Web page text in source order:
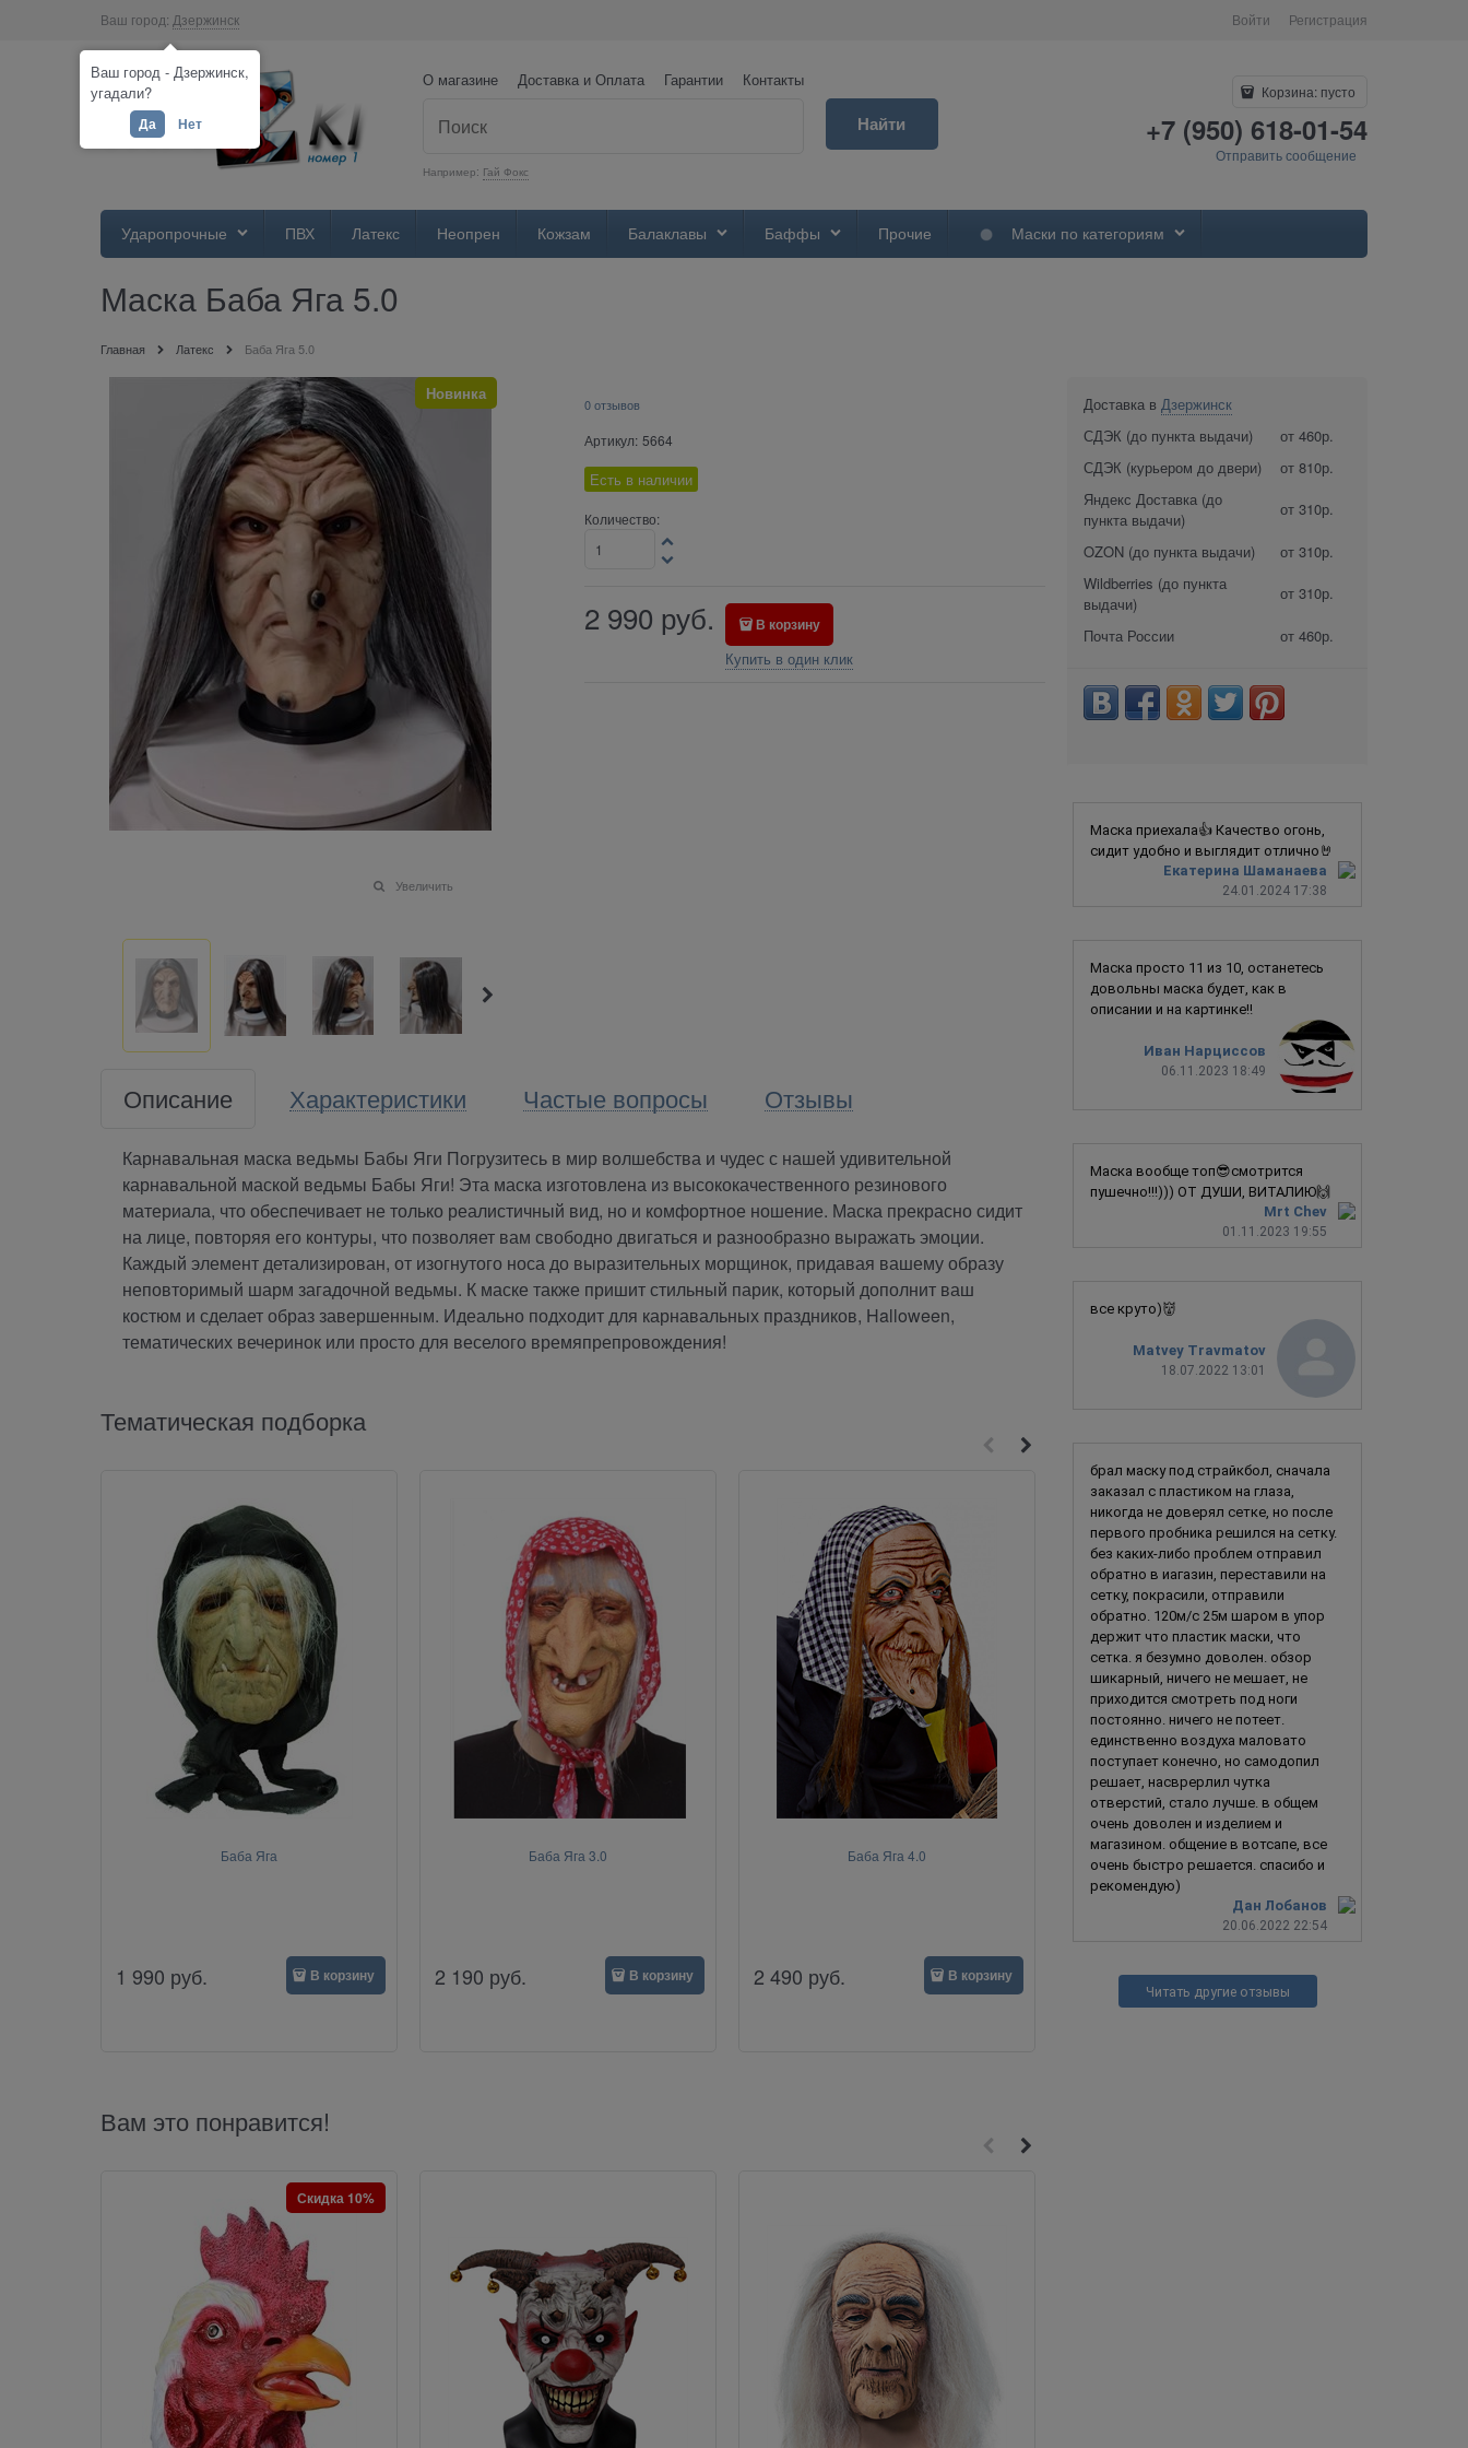
Ваш город: Дзержинск Войти Регистрация
О магазине Доставка и Оплата Гарантии Контакты
Например: Гай Фокс
Найти
Корзина: пусто
+7 (950) 618-01-54
Отправить сообщение
Ударопрочные ПВХ Латекс Неопрен Кожзам Балаклавы Баффы Прочие Маски по категориям
Маска Баба Яга 5.0
Главная Латекс Баба Яга 5.0
Новинка
Увеличить
0 отзывов
Артикул: 5664
Есть в наличии
Количество:
2 990 руб. В корзину
Купить в один клик
Описание Характеристики Частые вопросы Отзывы
Карнавальная маска ведьмы Бабы Яги Погрузитесь в мир волшебства и чудес с нашей удивительной
карнавальной маской ведьмы Бабы Яги! Эта маска изготовлена из высококачественного резинового
материала, что обеспечивает не только реалистичный вид, но и комфортное ношение. Маска прекрасно сидит
на лице, повторяя его контуры, что позволяет вам свободно двигаться и разнообразно выражать эмоции.
Каждый элемент детализирован, от изогнутого носа до выразительных морщинок, придавая вашему образу
неповторимый шарм загадочной ведьмы. К маске также пришит стильный парик, который дополнит ваш
костюм и сделает образ завершенным. Идеально подходит для карнавальных праздников, Halloween,
тематических вечеринок или просто для веселого времяпрепровождения!
Тематическая подборка
Баба Яга
1 990 руб. В корзину
Баба Яга 3.0
2 190 руб. В корзину
Баба Яга 4.0
2 490 руб. В корзину
Баба Яга 2.0
1 990руб. В корзину
Вам это понравится!
Скидка 10%
Доставка в Дзержинск
СДЭК (до пункта выдачи)
от 460р.
СДЭК (курьером до двери)
от 810р.
Яндекс Доставка (до
пункта выдачи)
от 310р.
OZON (до пункта выдачи)
от 310р.
Wildberries (до пункта
выдачи)
от 310р.
Почта России от 460р.
Екатерина Шаманаева
24.01.2024 17:38
Маска приехала👍 Качество огонь,
сидит удобно и выглядит отлично🤘
Иван Нарциссов
06.11.2023 18:49
Маска просто 11 из 10, останетесь
довольны маска будет, как в
описании и на картинке!!
Mrt Chev
01.11.2023 19:55
Маска вообще топ😎смотрится
пушечно!!!))) ОТ ДУШИ, ВИТАЛИЮ🙌
Matvey Travmatov
18.07.2022 13:01
все круто)👹
Дан Лобанов
20.06.2022 22:54
брал маску под страйкбол, сначала
заказал с пластиком на глаза,
никогда не доверял сетке, но после
первого пробника решился на сетку.
без каких-либо проблем отправил
обратно в иагазин, переставили на
сетку, покрасили, отправили
обратно. 120м/с 25м шаром в упор
держит что пластик маски, что
сетка. я безумно доволен. обзор
шикарный, ничего не мешает, не
приходится смотреть под ноги
постоянно. ничего не потеет.
единственно воздуха маловато
поступает конечно, но самодопил
решает, насврерлил чутка
отверстий, стало лучше. в общем
очень доволен и изделием и
магазином. общение в вотсапе, все
очень быстро решается. спасибо и
рекомендую)
Читать другие отзывы
Ваш город - Дзержинск,
угадали?
Да Нет